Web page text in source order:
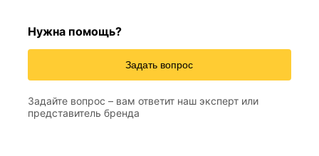
Нужна помощь?
Задать вопрос
Задайте вопрос – вам ответит наш эксперт или
представитель бренда